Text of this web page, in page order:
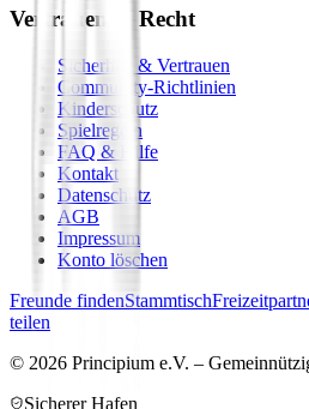
Vertrauen & Recht
Sicherheit & Vertrauen
Community-Richtlinien
Kinderschutz
Spielregeln
FAQ & Hilfe
Kontakt
Datenschutz
AGB
Impressum
Konto löschen
Freunde findenStammtisch
teilen
© 2026 Principium e.V. –
Sicherer Hafen